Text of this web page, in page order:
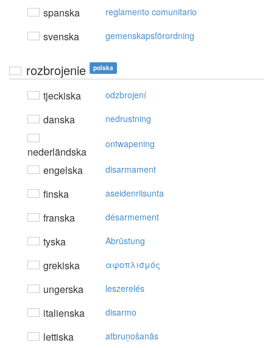
spanska reglamento comunitario
svenska gemenskapsförordning
rozbrojenie polska
tjeckiska odzbrojení
danska nedrustning
nederländska
ontwapening
engelska disarmament
finska aseidenriisunta
franska désarmement
tyska Abrüstung
grekiska αφoπλισμός
ungerska leszerelés
italienska disarmo
lettiska atbruņošanās